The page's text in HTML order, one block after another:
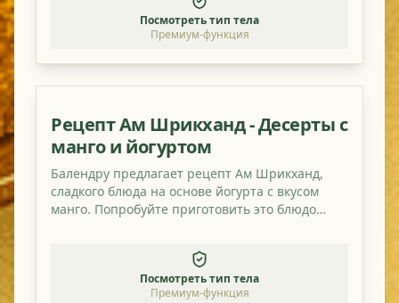
Посмотреть тип тела
Премиум-функция
Рецепт Ам Шрикханд - Десерты с
манго и йогуртом
Балендру предлагает рецепт Ам Шрикханд,
сладкого блюда на основе йогурта с вкусом
манго. Попробуйте приготовить это блюдо
Посмотреть тип тела
Премиум-функция